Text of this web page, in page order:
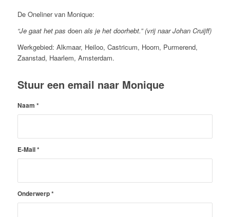
De Oneliner van Monique:
“Je gaat het pas doen als je het doorhebt.” (vrij naar Johan Cruijff)
Werkgebied: Alkmaar, Heiloo, Castricum, Hoorn, Purmerend,
Zaanstad, Haarlem, Amsterdam.
Stuur een email naar Monique
Naam *
E-Mail*
Onderwerp*